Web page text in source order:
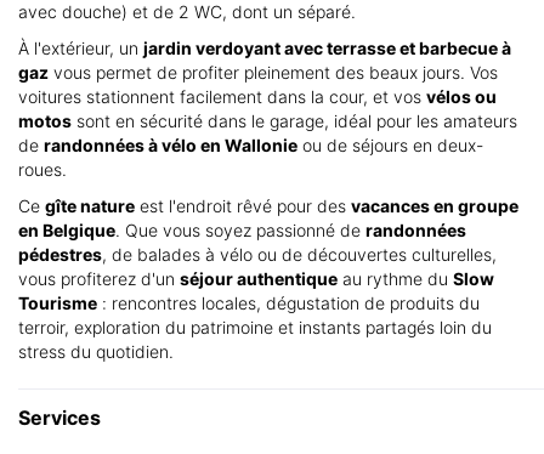
avec douche) et de 2 WC, dont un séparé.
À l'extérieur, un jardin verdoyant avec terrasse et barbecue à
gaz vous permet de profiter pleinement des beaux jours. Vos
voitures stationnent facilement dans la cour, et vos vélos ou
motos sont en sécurité dans le garage, idéal pour les amateurs
de randonnées à vélo en Wallonie ou de séjours en deux-
roues.
Ce gîte nature est l'endroit rêvé pour des vacances en groupe
en Belgique. Que vous soyez passionné de randonnées
pédestres, de balades à vélo ou de découvertes culturelles,
vous profiterez d'un séjour authentique au rythme du Slow
Tourisme : rencontres locales, dégustation de produits du
terroir, exploration du patrimoine et instants partagés loin du
stress du quotidien.
Services